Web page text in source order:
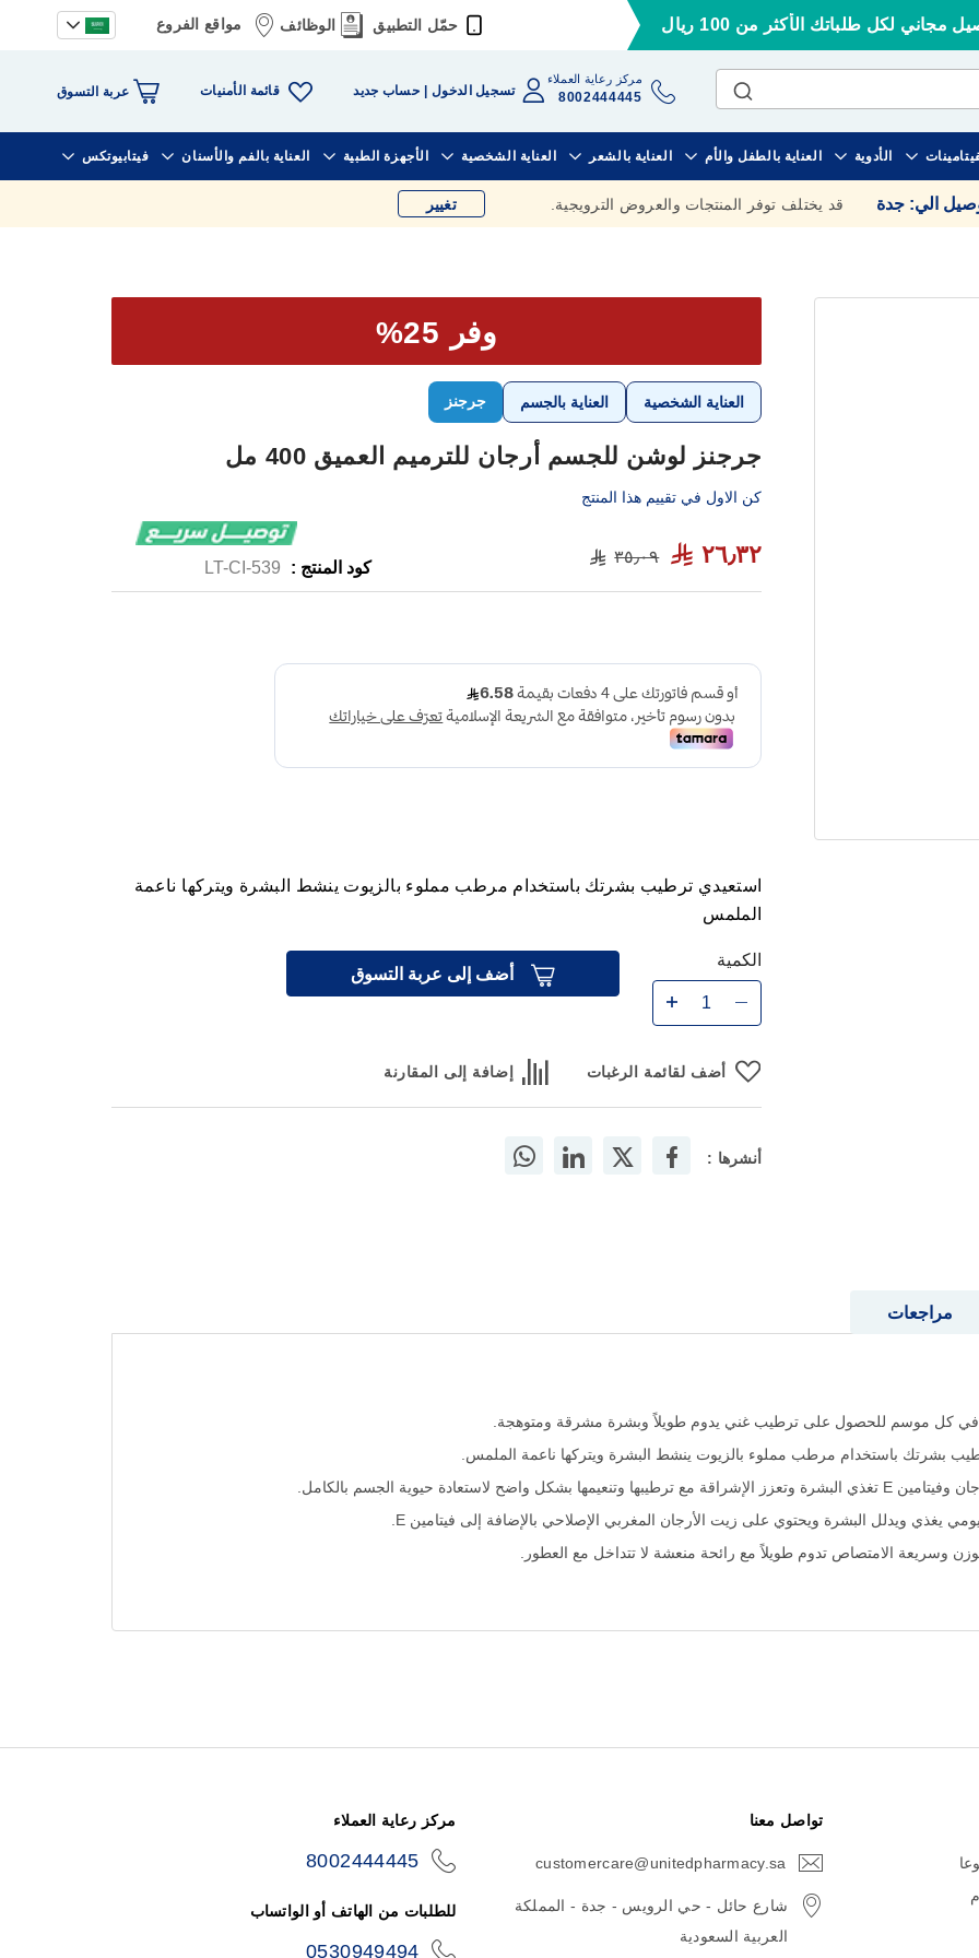
مجاني لكل طلباتك الأكثر من 100 ريال حمّل التطبيق الوظائف مواقع الفروع
مركز رعاية العملاء
8002444445 تسجيل الدخول حساب جديد قائمة الأمنيات عربة التسوق
الأدوية العناية بالطفل والأم العناية بالشعر العناية الشخصية الأجهزة الطبية العناية بالفم والأسنان فيتابيوتكس
الي: جدة قد يختلف توفر المنتجات والعروض الترويجية. تغيير
وفر 25%
العناية الشخصية العناية بالجسم جرجنز
جرجنز لوشن للجسم أرجان للترميم العميق 400 مل
كن الاول في تقييم هذا المنتج
٢٦٫٣٢ ٣٥٫٠٩
كود المنتج : LT-CI-539
استعيدي ترطيب بشرتك باستخدام مرطب مملوء بالزيوت ينشط البشرة ويتركها ناعمة
الملمس
الكمية
أضف إلى عربة التسوق
أضف لقائمة الرغبات إضافة إلى المقارنة
أنشرها :
في كل موسم للحصول على ترطيب غني يدوم طويلاً وبشرة مشرقة ومتوهجة.
بشرتك باستخدام مرطب مملوء بالزيوت ينشط البشرة ويتركها ناعمة الملمس.
وسريعة الامتصاص تدوم طويلاً مع رائحة منعشة لا تتداخل مع العطور.
مراجعات
تواصل معنا
customercare@unitedpharmacy.sa
شارع حائل - حي الرويس - جدة - المملكة
العربية السعودية
مركز رعاية العملاء
8002444445
للطلبات من الهاتف أو الواتساب
0530949494